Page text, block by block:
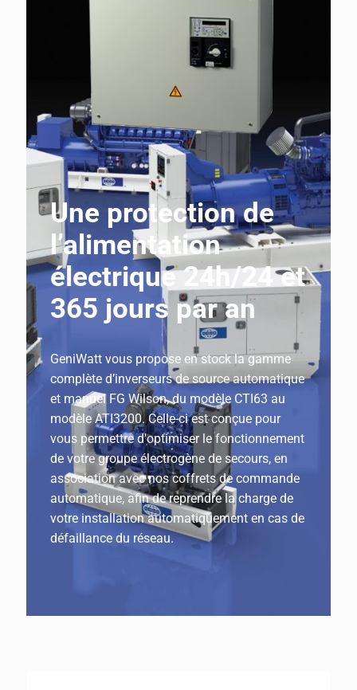
Une protection de
l’alimentation
électrique 24h/24 et
365 jours par an
GeniWatt vous propose en stock la gamme
complète d’inverseurs de source automatique
et manuel FG Wilson, du modèle CTI63 au
modèle ATI3200. Celle-ci est conçue pour
vous permettre d'optimiser le fonctionnement
de votre groupe électrogène de secours, en
association avec nos coffrets de commande
automatique, afin de reprendre la charge de
votre installation automatiquement en cas de
défaillance du réseau.